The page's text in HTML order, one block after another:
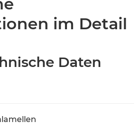
im Detail
Daten